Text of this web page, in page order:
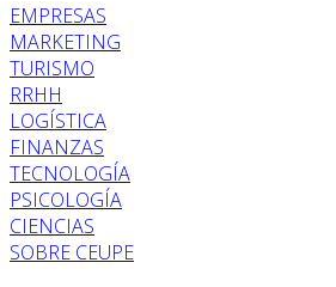
EMPRESAS
MARKETING
TURISMO
RRHH
LOGÍSTICA
FINANZAS
TECNOLOGÍA
PSICOLOGÍA
CIENCIAS
SOBRE CEUPE